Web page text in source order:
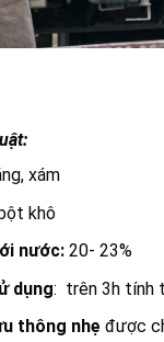
xám
khô
nước: 20- 23%
dụng: trên 3h tính
thông nhẹ được